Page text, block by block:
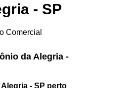
- SP
da Alegria -
- SP perto